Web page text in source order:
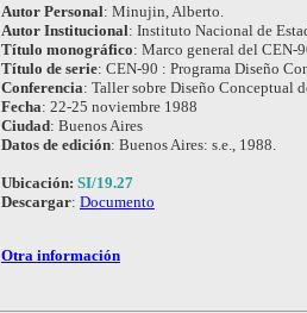
Autor Personal: Minujin, Alberto.
Autor Institucional: Instituto Nacional de
Título monográfico: Marco general del CEN-
Título de serie: CEN-90 : Programa Diseño
Conferencia: Taller sobre Diseño Conceptual
Fecha: 22-25 noviembre 1988
Ciudad: Buenos Aires
Datos de edición: Buenos Aires: s.e., 1988.
Ubicación: SI/19.27
Descargar: Documento
Otra información